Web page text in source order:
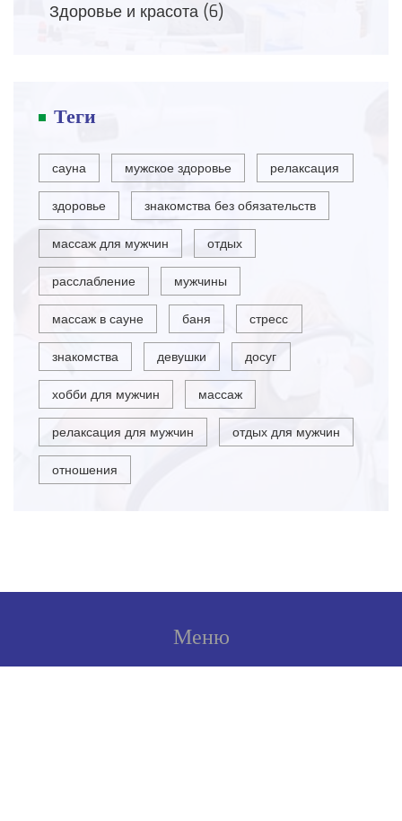
Здоровье и красота (6)
Теги
сауна мужское здоровье релаксация
здоровье знакомства без обязательств
массаж для мужчин отдых
расслабление мужчины
массаж в сауне баня стресс
знакомства девушки досуг
хобби для мужчин массаж
релаксация для мужчин отдых для мужчин
отношения
Меню
О нас